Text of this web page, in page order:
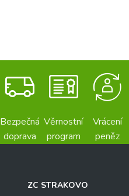
Bezpečná
doprava
Věrnostní
program
Vrácení
peněz
ZC STRAKOVO